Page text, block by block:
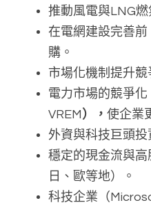
推動風電與LNG燃
在電網建設完善
購。
市場化機制提升競
電力市場的競爭化
VREM ）， 使企業
外資與科技巨頭投
穩定的現金流與高
日、歐等地）。
科技企業（